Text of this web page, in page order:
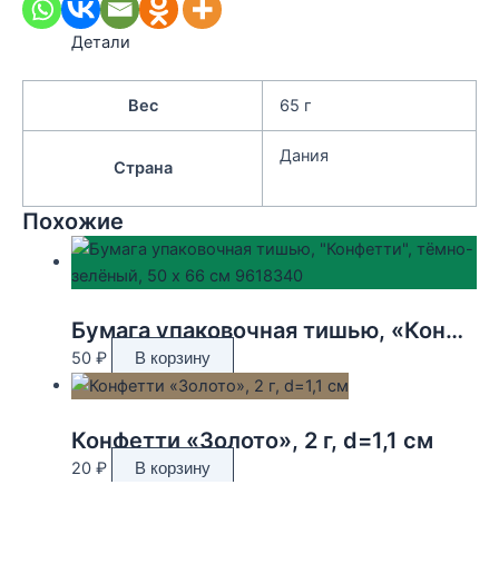
Детали
Вес 65 г
Страна
Дания
Похожие
Бумага упаковочная тишью, «Конфетти», тёмно-зелёный, 50 х 66 см 9618340
50 ₽ В корзину
Конфетти «Золото», 2 г, d=1,1 см
20 ₽ В корзину